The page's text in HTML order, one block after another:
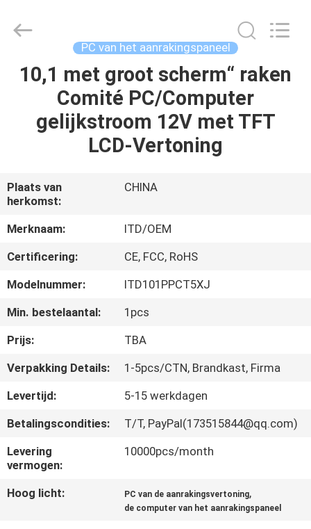
HUIS
PRODUCTEN
ONGEVEER
ONS
FABRIEKSREIS
KWALITEITSCONTROLE
CONTACTEER
ONS
VERZOEK
OM EEN
CITAAT
Equipment
Reserved.
PC van het aanrakingspaneel
10,1 met groot scherm“ raken
Comité PC/Computer
gelijkstroom 12V met TFT
LCD-Vertoning
Plaats van
herkomst:
CHINA
Merknaam:
ITD/OEM
Certificering:
CE, FCC, RoHS
Modelnummer:
ITD101PPCT5XJ
Min. bestelaantal:
1pcs
Prijs:
TBA
Verpakking Details:
1-5pcs/CTN, Brandkast, Firma
Levertijd:
5-15 werkdagen
Betalingscondities:
T/T, PayPal(173515844@qq.com)
Levering
vermogen:
10000pcs/month
Hoog licht: PC van de aanrakingsvertoning,
de computer van het aanrakingspaneel